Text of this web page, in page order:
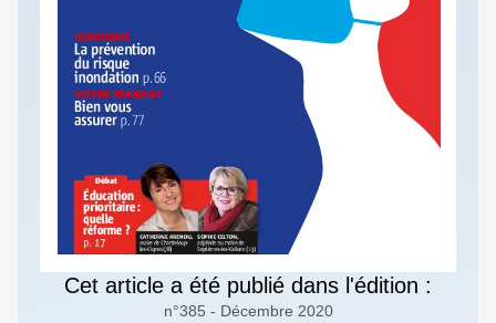
Cet article a été publié dans l'édition :
n°385 - Décembre 2020